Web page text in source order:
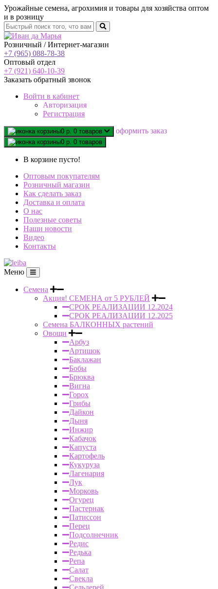
Урожайные семена, агрохимия и товары для хозяйства оптом
и в розницу
Розничный / Интернет-магазин
+7 (965) 088-78-38
Оптовый отдел
+7 (921) 640-10-39
Заказать обратный звонок
Войти в кабинет
Авторизация
Регистрация
0 р. 0 товаров oформить заказ
0 р. 0 товаров
В корзине пусто!
Оптовым покупателям
Розничный магазин
Как сделать заказ
Доставка и оплата
О нас
Полезные советы
Наши новости
Видео
Контакты
Меню
Семена
Акция! СЕМЕНА от 5 РУБЛЕЙ
СРОК РЕАЛИЗАЦИИ 12.2024
СРОК РЕАЛИЗАЦИИ 12.2025
Семена БАЛКОННЫХ растений
Овощи
Арбуз
Артишок
Баклажан
Бобы
Брюква
Вигна
Горох
Грибы
Дайкон
Дыня
Инжир
Кабачок
Капуста
Картофель
Кукуруза
Лагенария
Лук
Морковь
Огурец
Пастернак
Патиссон
Перец
Подсолнечник
Редис
Редька
Репа
Салат
Свекла
Сельдерей